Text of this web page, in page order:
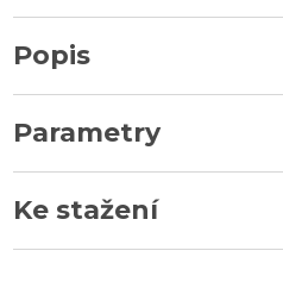
Popis
Parametry
Ke stažení